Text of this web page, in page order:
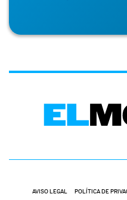
AVISO LEGAL POLÍTICA DE